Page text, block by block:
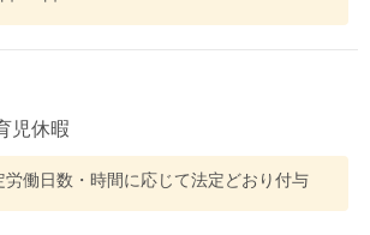
児休暇
働日数・時間に応じて法定どおり付与